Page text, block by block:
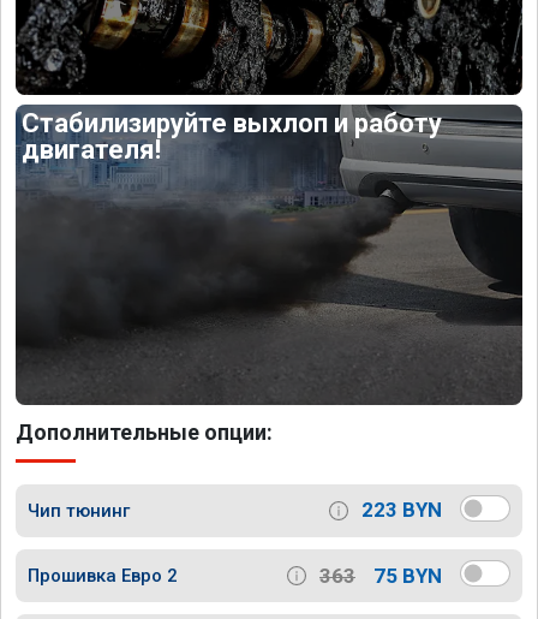
Стабилизируйте выхлоп и работу
двигателя!
Дополнительные опции:
Чип тюнинг 223 BYN
Прошивка Евро 2 363 75 BYN